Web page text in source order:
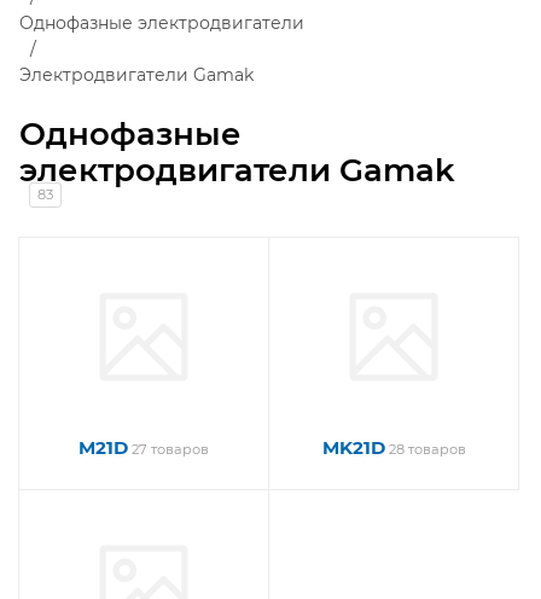
Однофазные
электродвигатели Gamak
83
Однофазные электродвигатели
Электродвигатели Gamak
M21D 27 товаров MK21D 28 товаров